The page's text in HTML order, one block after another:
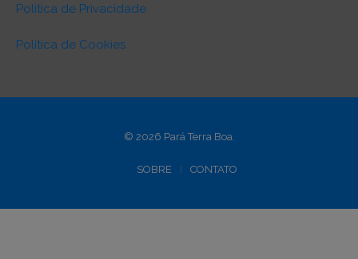
Política de Privacidade
Política de Cookies
© 2026 Pará Terra Boa.
SOBRE CONTATO